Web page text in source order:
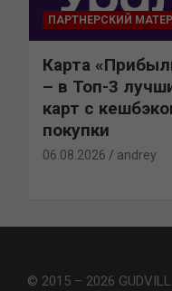
ПАРТНЕРСКИЙ
Карта
– в Топ-3
карт с
покупки
06.08.2026 andrey
© 2015 – 2026